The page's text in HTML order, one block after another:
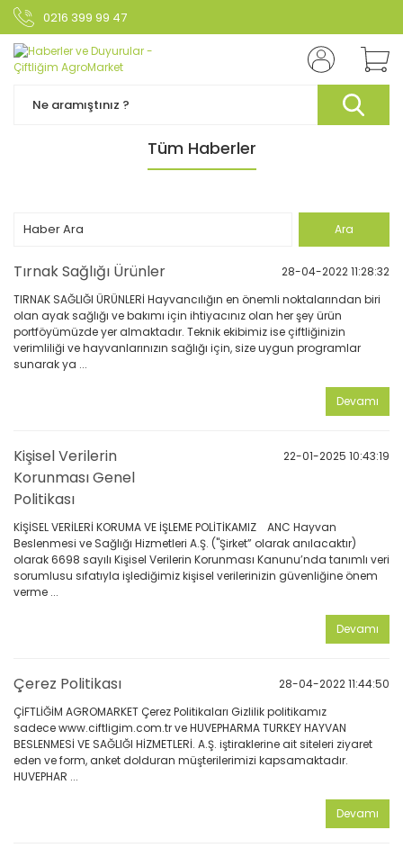
0216 399 99 47
Tüm Haberler
Tırnak Sağlığı Ürünler
28-04-2022 11:28:32
TIRNAK SAĞLIĞI ÜRÜNLERİ Hayvancılığın en önemli noktalarından biri
olan ayak sağlığı ve bakımı için ihtiyacınız olan her şey ürün
portföyümüzde yer almaktadır. Teknik ekibimiz ise çiftliğinizin
verimliliği ve hayvanlarınızın sağlığı için, size uygun programlar
sunarak ya ...
Devamı
Kişisel Verilerin
Korunması Genel
Politikası
22-01-2025 10:43:19
KİŞİSEL VERİLERİ KORUMA VE İŞLEME POLİTİKAMIZ ANC Hayvan
Beslenmesi ve Sağlığı Hizmetleri A.Ş. ("Şirket” olarak anılacaktır)
olarak 6698 sayılı Kişisel Verilerin Korunması Kanunu’nda tanımlı veri
sorumlusu sıfatıyla işlediğimiz kişisel verilerinizin güvenliğine önem
verme ...
Devamı
Çerez Politikası
28-04-2022 11:44:50
ÇİFTLİĞİM AGROMARKET Çerez Politikaları Gizlilik politikamız
sadece www.ciftligim.com.tr ve HUVEPHARMA TURKEY HAYVAN
BESLENMESİ VE SAĞLIĞI HİZMETLERİ. A.Ş. iştiraklerine ait siteleri ziyaret
eden ve form, anket dolduran müşterilerimizi kapsamaktadır.
HUVEPHAR ...
Devamı